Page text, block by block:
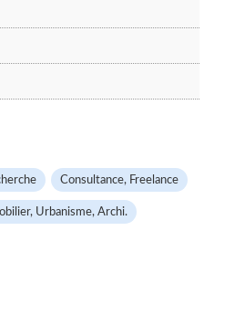
Consultance, Freelance
Urbanisme, Archi.